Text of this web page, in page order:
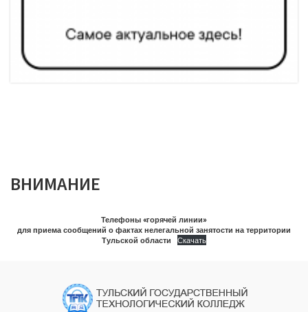
ВНИМАНИЕ
Телефоны «горячей линии»
для приема сообщений о фактах нелегальной занятости на территории
Тульской области
Скачать